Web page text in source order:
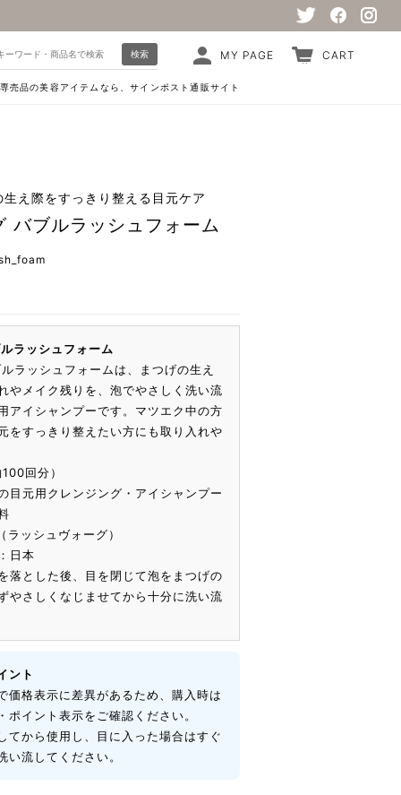
検索 MY PAGE CART
売品の美容アイテムなら、サインポスト通販サイト
え際をすっきり整える目元ケア
バブルラッシュフォーム
ラッシュフォーム
ラッシュフォームは、まつげの生え
やメイク残りを、泡でやさしく洗い流
アイシャンプーです。マツエク中の方
をすっきり整えたい方にも取り入れや
回分）
目元用クレンジング・アイシャンプー
ッシュヴォーグ）
日本
落とした後、目を閉じて泡をまつげの
やさしくなじませてから十分に洗い流
ント
価格表示に差異があるため、購入時は
ポイント表示をご確認ください。
てから使用し、目に入った場合はすぐ
い流してください。